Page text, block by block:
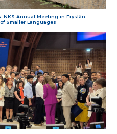
NKS Annual Meeting in Fryslân
Smaller Languages